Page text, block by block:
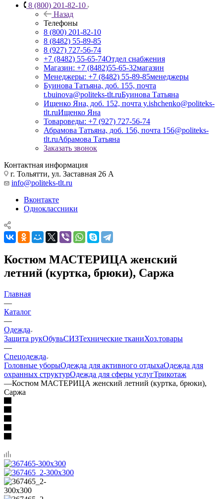
8 (800) 201-82-10
Назад
Телефоны
8 (800) 201-82-10
8 (8482) 55-89-85
8 (927) 727-56-74
+7 (8482) 55-65-74Отдел снабжения
Магазин: +7 (8482)55-65-32магазин
Менеджеры: +7 (8482) 55-89-85менеджеры
Буинова Татьяна, доб. 155, почта
t.buinova@politeks-tlt.ruБуинова Татьяна
Ищенко Яна, доб. 152, почта y.ishchenko@politeks-
tlt.ruИщенко Яна
Товароведы: +7 (927) 727-56-74
Абрамова Татьяна, доб. 156, почта 156@politeks-
tlt.ruАбрамова Татьяна
Заказать звонок
Контактная информация
г. Тольятти, ул. Заставная 26 А
info@politeks-tlt.ru
Вконтакте
Одноклассники
Костюм МАСТЕРИЦА женский
летний (куртка, брюки), Саржа
Главная
—
Каталог
—
Одежда
Защита рукОбувьСИЗТехнические тканиХоз.товары
—
Спецодежда
Головные уборыОдежда для активного отдыхаОдежда для
охранных структурОдежда для сферы услугТрикотаж
—Костюм МАСТЕРИЦА женский летний (куртка, брюки),
Саржа